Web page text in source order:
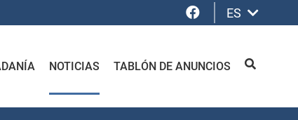
Facebook
ES
NOTICIAS TABLÓN DE ANUNCIOS BUSCAR